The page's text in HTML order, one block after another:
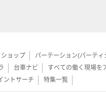
ョップ パーテーション(パーティ
台車ナビ すべての働く現場を
ントサーチ 特集一覧